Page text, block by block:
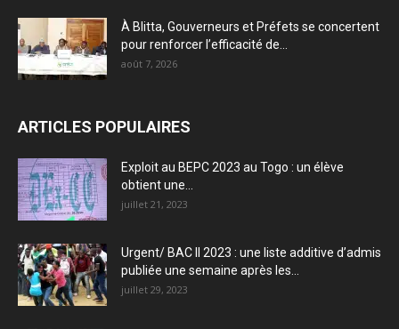
À Blitta, Gouverneurs et Préfets se concertent
pour renforcer l’efficacité de...
août 7, 2026
ARTICLES POPULAIRES
Exploit au BEPC 2023 au Togo : un élève
obtient une...
juillet 21, 2023
Urgent/ BAC II 2023 : une liste additive d’admis
publiée une semaine après les...
juillet 29, 2023